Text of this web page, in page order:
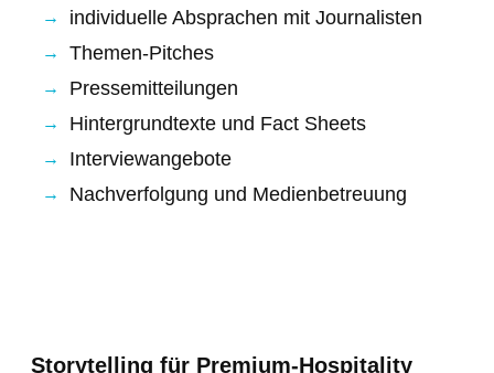
individuelle Absprachen mit Journalisten
Themen-Pitches
Pressemitteilungen
Hintergrundtexte und Fact Sheets
Interviewangebote
Nachverfolgung und Medienbetreuung
Storytelling für Premium-Hospitality